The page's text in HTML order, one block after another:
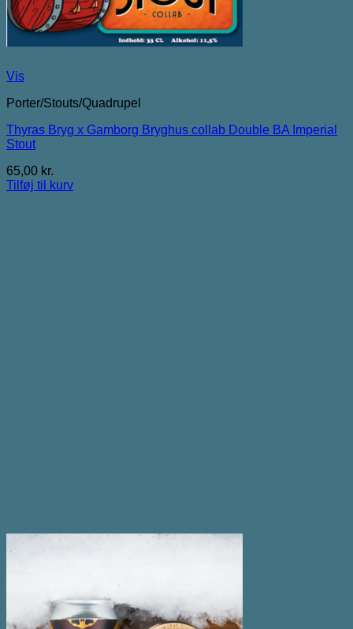
Vis
Porter/Stouts/Quadrupel
Thyras Bryg x Gamborg Bryghus collab Double BA Imperial
Stout
65,00 kr.
Tilføj til kurv